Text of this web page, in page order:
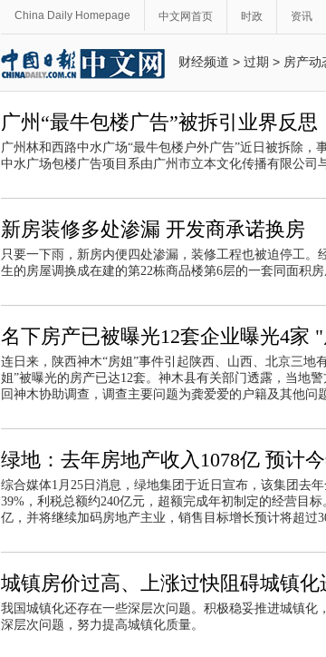
China Daily Homepage 中文网首页 时政 资讯
财经频道 > 过期 > 房产动
广州“最牛包楼广告”被拆引业界反思
广州林和西路中水广场“最牛包楼户外广告”近日被拆除，
中水广场包楼广告项目系由广州市立本文化传播有限公司
新房装修多处渗漏 开发商承诺换房
只要一下雨，新房内便四处渗漏，装修工程也被迫停工
生的房屋调换成在建的第22栋商品楼第6层的一套同面积
名下房产已被曝光12套企业曝光4家
连日来，陕西神木“房姐”事件引起陕西、山西、北京三地
姐”被曝光的房产已达12套。神木县有关部门透露，当地
回神木协助调查，调查主要问题为龚爱爱的户籍及其他问
绿地：去年房地产收入1078亿 预计
综合媒体1月25日消息，绿地集团于近日宣布，该集团去
39%，利税总额约240亿元，超额完成年初制定的经营目
亿，并将继续加码房地产主业，销售目标增长预计将超过
城镇房价过高、上涨过快阻碍城镇化
我国城镇化还存在一些深层次问题。积极稳妥推进城镇
深层次问题，努力提高城镇化质量。